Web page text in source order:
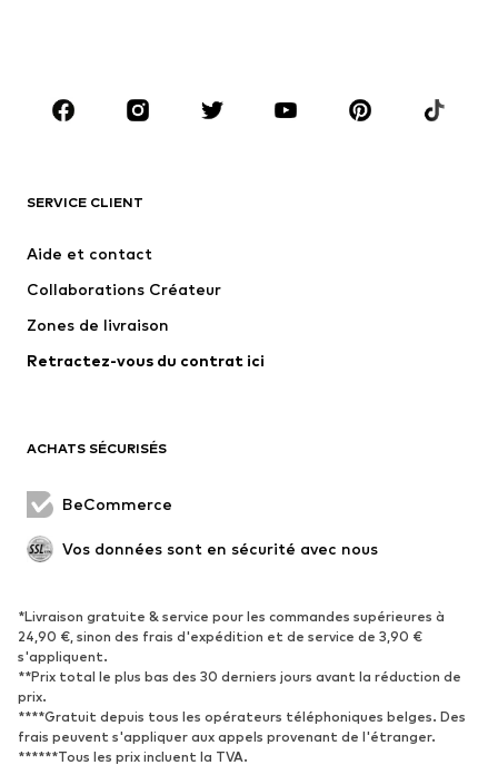
Accessoires
Premium
Nouveautés
Lingerie
Manteaux
Jupes
Occasions spéciales
Nouveautés
Tendance
Baskets
Escarpins et talons hauts
Bottes
Sandales
Chaussures basses
Chaussures de sport
SERVICE CLIENT
Aide et contact
Collaborations Créateur
Zones de livraison
Retractez-vous du contrat ici
ACHATS SÉCURISÉS
BeCommerce
Vos données sont en sécurité avec nous
*Livraison gratuite & service pour les commandes supérieures à
24,90 €, sinon des frais d'expédition et de service de 3,90 €
s'appliquent.
**Prix total le plus bas des 30 derniers jours avant la réduction de
prix.
****Gratuit depuis tous les opérateurs téléphoniques belges. Des
frais peuvent s'appliquer aux appels provenant de l'étranger.
******Tous les prix incluent la TVA.